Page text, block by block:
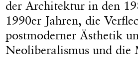
der Architektur in den
1990er Jahren, die
postmoderner Ästhetik
Neoliberalismus und die